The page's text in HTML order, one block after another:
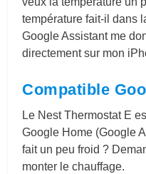
température fait-il dans
Google Assistant me
directement sur mon
Compatible
Le Nest Thermostat E
Google Home (Google
fait un peu froid ?
monter le chauffage.